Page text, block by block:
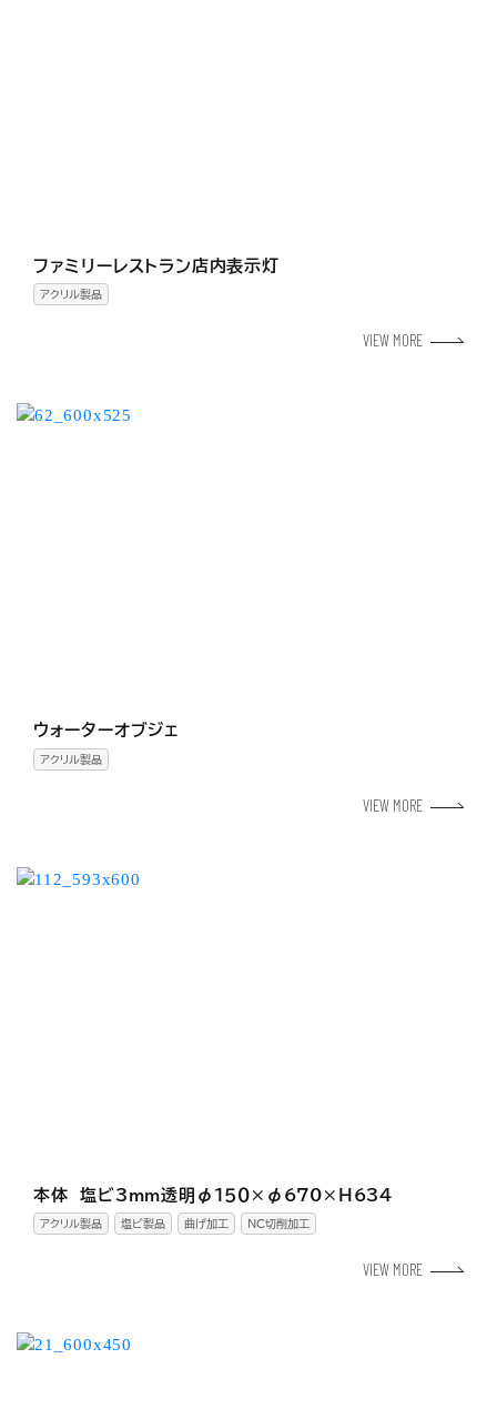
ファミリーレストラン店内表示灯
アクリル製品
VIEW MORE
ウォーターオブジェ
アクリル製品
VIEW MORE
本体 塩ビ3mm透明φ１５０×φ670×Ｈ634
アクリル製品 塩ビ製品 曲げ加工 NC切削加工
VIEW MORE